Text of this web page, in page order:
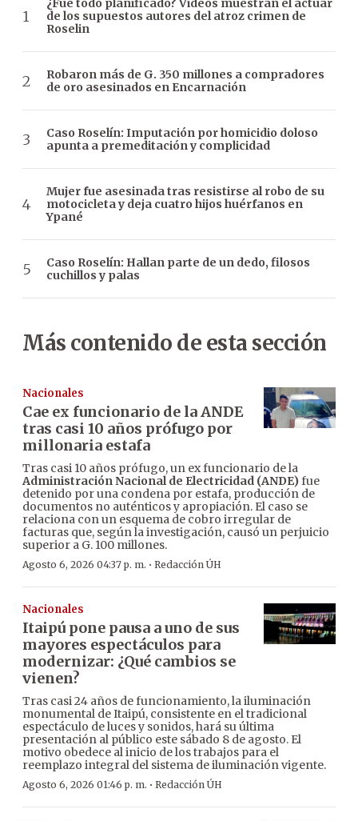
¿Fue todo planificado? Videos muestran el actuar
de los supuestos autores del atroz crimen de
Roselin
Robaron más de G. 350 millones a compradores
de oro asesinados en Encarnación
Caso Roselín: Imputación por homicidio doloso
apunta a premeditación y complicidad
Mujer fue asesinada tras resistirse al robo de su
motocicleta y deja cuatro hijos huérfanos en
Ypané
Caso Roselín: Hallan parte de un dedo, filosos
cuchillos y palas
Más contenido de esta sección
Nacionales
Cae ex funcionario de la ANDE
tras casi 10 años prófugo por
millonaria estafa
Tras casi 10 años prófugo, un ex funcionario de la
Administración Nacional de Electricidad (ANDE)fue
detenido por una condena por estafa, producción de
documentos no auténticos y apropiación. El caso se
relaciona con un esquema de cobro irregular de
facturas que, según la investigación, causó un perjuicio
superior a G. 100 millones.
Agosto 6, 2026 04:37 p. m. · Redacción ÚH
Nacionales
Itaipú pone pausa a uno de sus
mayores espectáculos para
modernizar: ¿Qué cambios se
vienen?
Tras casi 24 años de funcionamiento, la iluminación
monumental de Itaipú, consistente en el tradicional
espectáculo de luces y sonidos, hará su última
presentación al público este sábado 8 de agosto. El
motivo obedece al inicio de los trabajos para el
reemplazo integral del sistema de iluminación vigente.
Agosto 6, 2026 01:46 p. m. · Redacción ÚH